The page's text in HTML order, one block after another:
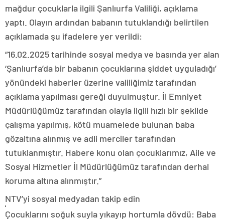
mağdur çocuklarla ilgili Şanlıurfa Valiliği, açıklama
yaptı. Olayın ardından babanın tutuklandığı belirtilen
açıklamada şu ifadelere yer verildi:
“16.02.2025 tarihinde sosyal medya ve basında yer alan
‘Şanlıurfa’da bir babanın çocuklarına şiddet uyguladığı’
yönündeki haberler üzerine valiliğimiz tarafından
açıklama yapılması gereği duyulmuştur. İl Emniyet
Müdürlüğümüz tarafından olayla ilgili hızlı bir şekilde
çalışma yapılmış, kötü muamelede bulunan baba
gözaltına alınmış ve adli merciler tarafından
tutuklanmıştır. Habere konu olan çocuklarımız, Aile ve
Sosyal Hizmetler İl Müdürlüğümüz tarafından derhal
koruma altına alınmıştır.”
NTV’yi sosyal medyadan takip edin
Çocuklarını soğuk suyla yıkayıp hortumla dövdü: Baba